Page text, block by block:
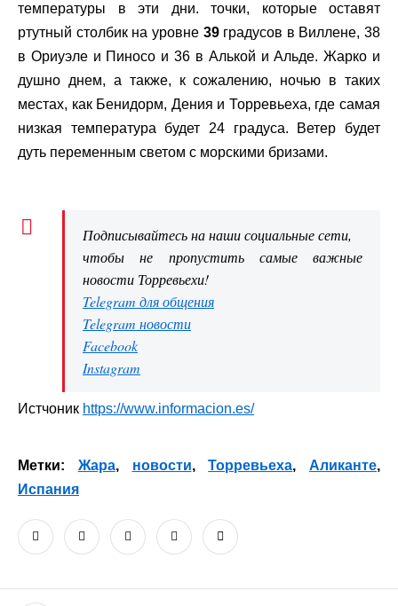
температуры в эти дни. точки, которые оставят
ртутный столбик на уровне 39градусов в Виллене, 38
в Ориуэле и Пиносо и 36 в Алькой и Альде. Жарко и
душно днем, а также, к сожалению, ночью в таких
местах, как Бенидорм, Дения и Торревьеха, где самая
низкая температура будет 24 градуса. Ветер будет
дуть переменным светом с морскими бризами.
Подписывайтесь на наши социальные сети,
чтобы не пропустить самые важные
новости Торревьехи!
Telegram для общения
Telegram новости
Facebook
Instagram
Истчоник https://www.informacion.es/
Метки: Жара, новости,Торревьеха, Аликанте,
Испания